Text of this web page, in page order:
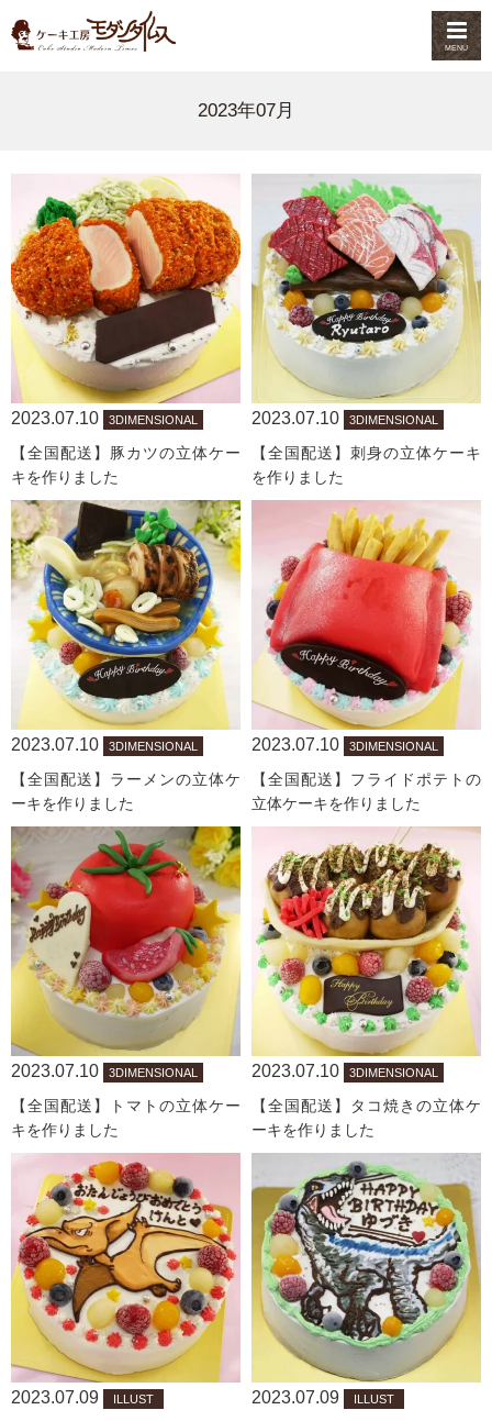
MENU
2023年07月
2023.07.10 3DIMENSIONAL
【全国配送】豚カツの立体ケー
キを作りました
2023.07.10 3DIMENSIONAL
【全国配送】刺身の立体ケーキ
を作りました
2023.07.10 3DIMENSIONAL
【全国配送】ラーメンの立体ケ
ーキを作りました
2023.07.10 3DIMENSIONAL
【全国配送】フライドポテトの
立体ケーキを作りました
2023.07.10 3DIMENSIONAL
【全国配送】トマトの立体ケー
キを作りました
2023.07.10 3DIMENSIONAL
【全国配送】タコ焼きの立体ケ
ーキを作りました
2023.07.09 ILLUST 2023.07.09 ILLUST